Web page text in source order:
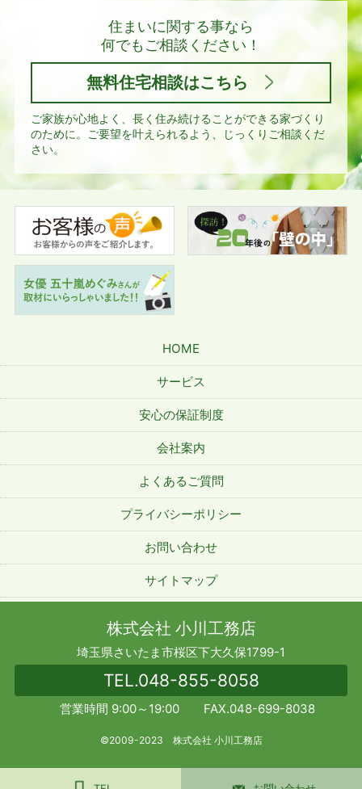
住まいに関する事なら
何でもご相談ください！
無料住宅相談はこちら
ご家族が心地よく、長く住み続けることができる家づくり
のために。
ご要望を叶えられるよう、じっくりご相談くだ
さい。
HOME
サービス
安心の保証制度
会社案内
よくあるご質問
プライバシーポリシー
お問い合わせ
サイトマップ
株式会社 小川工務店
埼玉県さいたま市桜区下大久保1799-1
TEL.048-855-8058
営業時間 9:00～19:00 FAX.048-699-8038
©2009-2023 株式会社 小川工務店